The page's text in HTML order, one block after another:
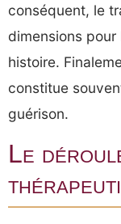
conséquent, le
dimensions
histoire.
constitue
guérison.
Le